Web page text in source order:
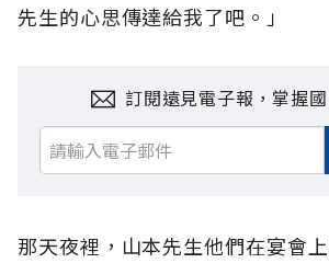
先生的心思傳達給我了吧。」
訂閱遠見電子報，掌握
那天夜裡，山本先生他們在宴會